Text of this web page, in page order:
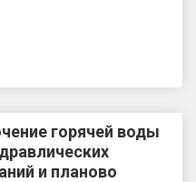
горячей воды
и планово